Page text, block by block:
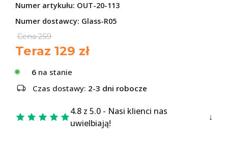
Numer artykułu: OUT-20-113
Numer dostawcy: Glass-R05
Cena259
Teraz 129 zł
6 na stanie
Czas dostawy: 2-3 dni robocze
4.8 z 5.0 - Nasi klienci nas
uwielbiają!